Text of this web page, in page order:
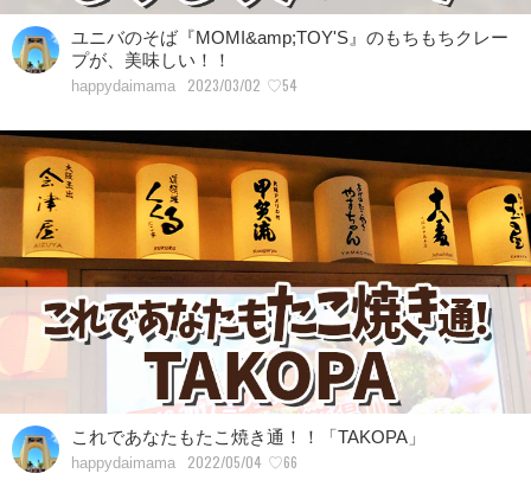
ユニバのそば『MOMI&amp;TOY'S』のもちもちクレー
プが、美味しい！！
happydaimama 2023/03/02 ♡54
これであなたもたこ焼き通！！「TAKOPA」
happydaimama 2022/05/04 ♡66